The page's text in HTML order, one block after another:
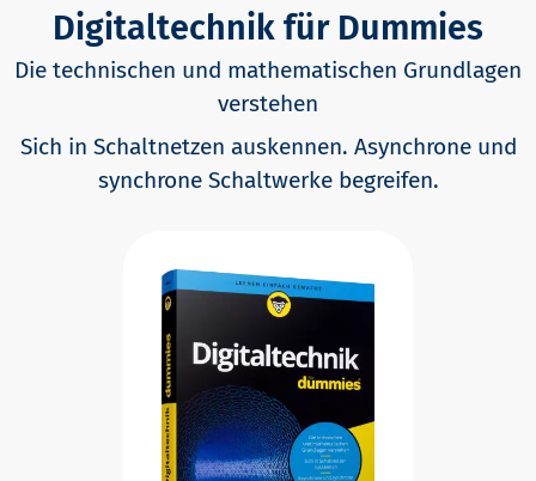
Digitaltechnik für Dummies
Die technischen und mathematischen Grundlagen
verstehen
Sich in Schaltnetzen auskennen. Asynchrone und
synchrone Schaltwerke begreifen.